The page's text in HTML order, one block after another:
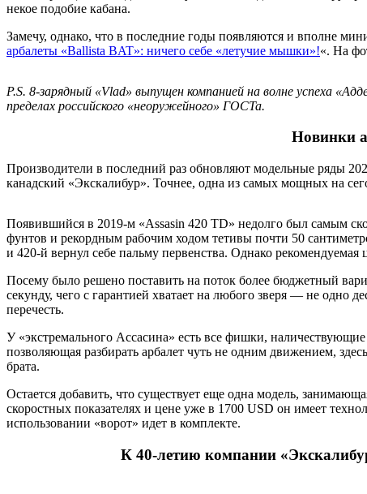
некое подобие кабана.
Замечу, однако, что в последние годы появляются и вполне
арбалеты «Ballista BAT»: ничего себе «летучие мышки»!«. На
P.S. 8-зарядный «Vlad» выпущен компанией на волне успеха
пределах российского «неоружейного» ГОСТа.
Новинки
Производители в последний раз обновляют модельные ряды
канадский «Экскалибур». Точнее, одна из самых мощных на
Появившийся в 2019-м «Assasin 420 TD» недолго был самым
фунтов и рекордным рабочим ходом тетивы почти 50
и 420-й вернул себе пальму первенства. Однако
Посему было решено поставить на поток более бюджетный
секунду, чего с гарантией хватает на любого зверя — не одно
перечесть.
У «экстремального Ассасина» есть все фишки,
позволяющая разбирать арбалет чуть не одним движением,
брата.
Остается добавить, что существует еще одна модель,
скоростных показателях и цене уже в 1700 USD он имеет
использовании «ворот» идет в комплекте.
К 40-летию компании